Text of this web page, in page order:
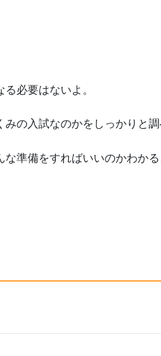
必要はないよ。
みの入試なのかをしっかりと調
な準備をすればいいのかわかる